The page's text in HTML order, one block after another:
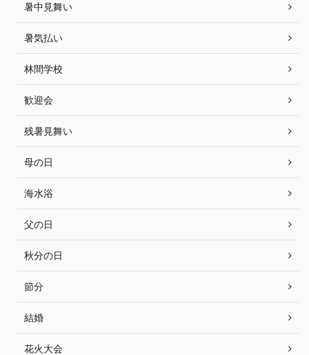
暑中見舞い
暑気払い
林間学校
歓迎会
残暑見舞い
母の日
海水浴
父の日
秋分の日
節分
結婚
花火大会